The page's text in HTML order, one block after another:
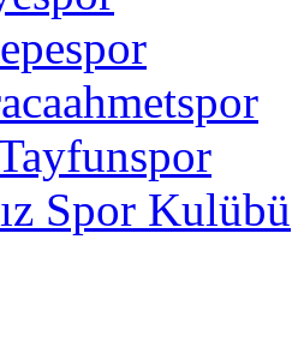
Spor Kulübü